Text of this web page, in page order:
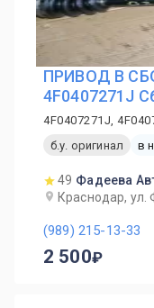
ПРИВОД В
4F0407271J
4F0407271J,
б.у. оригинал
в
49 Фадеева
Краснодар, ул.
(989) 215-13-33
2 500